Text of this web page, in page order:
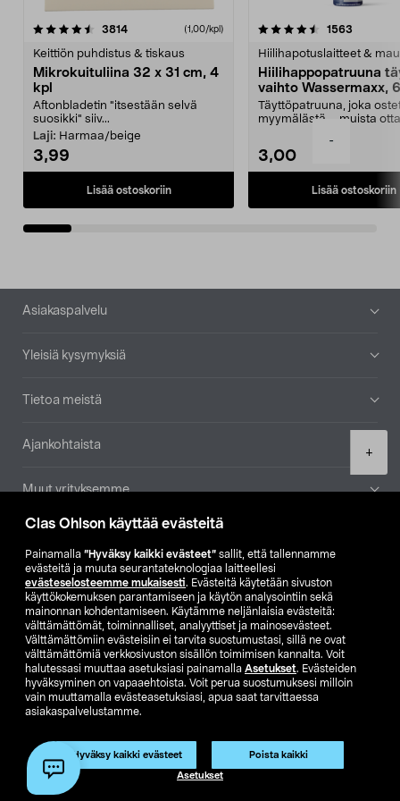
Clas Ohlson käyttää evästeitä
Painamalla ”Hyväksy kaikki evästeet” sallit, että tallennamme
evästeitä ja muuta seurantateknologiaa laitteellesi
evästeselosteemme mukaisesti. Evästeitä käytetään sivuston
käyttökokemuksen parantamiseen ja käytön analysointiin sekä
mainonnan kohdentamiseen. Käytämme neljänlaisia evästeitä:
välttämättömät, toiminnalliset, analyyttiset ja mainosevästeet.
Välttämättömiin evästeisiin ei tarvita suostumustasi, sillä ne ovat
välttämättömiä verkkosivuston sisällön toimimisen kannalta. Voit
halutessasi muuttaa asetuksiasi painamalla Asetukset. Evästeiden
hyväksyminen on vapaaehtoista. Voit perua suostumuksesi milloin
vain muuttamalla evästeasetuksiasi, apua saat tarvittaessa
asiakaspalvelustamme.
Hyväksy kaikki evästeet Poista kaikki
Asetukset
-
+
3814arvostelut (1,00/kpl)
Keittiön puhdistus & tiskaus
Mikrokuituliina 32 x 31 cm, 4
kpl
Aftonbladetin "itsestään selvä
suosikki" siiv...
Laji: Harmaa/beige
3,99
Lisää ostoskoriin
4.5viidestä
1563
Hiilihapotuslaitteet &
Hiilihappopatruuna
vaihto Wassermaxx,
Täyttöpatruuna, joka
myymälästä – muista
3,00
Lisää ostoskoriin
4.5viidestä
Alatunniste
Asiakaspalvelu
Yleisiä kysymyksiä
Tietoa meistä
Ajankohtaista
Muut yrityksemme
Etsi myymälä
SE NO FI
FI SV
Näytä hinnat ilman ALV:a